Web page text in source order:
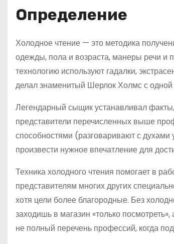
Определение
Холодное чтение — это методика
одежды, пола и возраста, манеры речи и
технологию используют гадалки,
делал знаменитый Шерлок Холмс с
Легендарный сыщик устанавливал
представители перечисленных выше
способностями (разговаривают с
произвести нужное впечатление для
Техника холодного чтения помогает в
представителям многих других
хотя цели более благородные. Без
заходишь в магазин «только
не полный перечень профессий, когда